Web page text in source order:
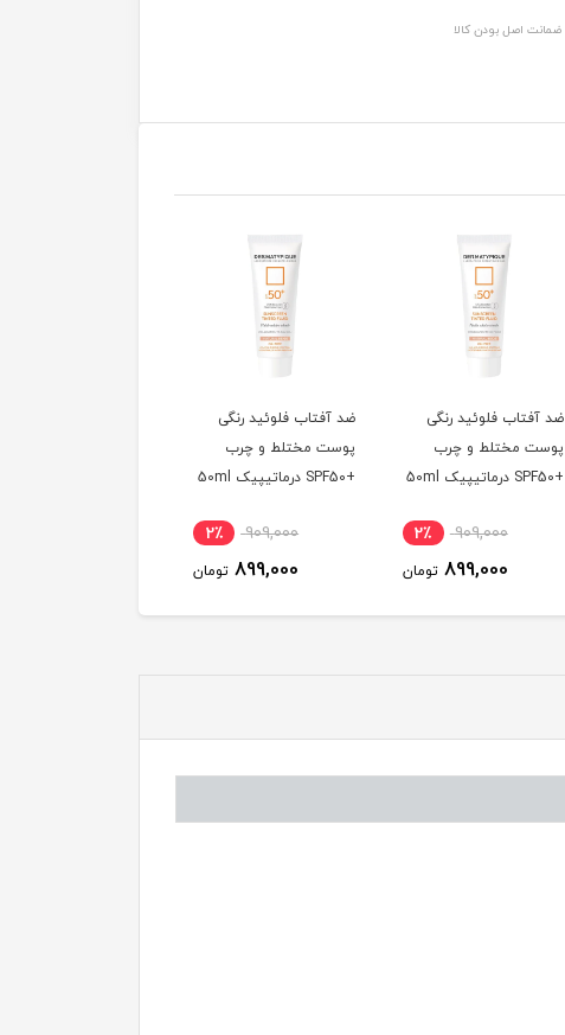
ضمانت اصل بودن کالا
ضد آفتاب فلوئید رنگی
پوست مختلط و چرب
+SPF50 درماتیپیک 50ml
909,000 2٪
899,000 تومان
ضد آفتاب فلوئید رنگی
پوست مختلط و چرب
+SPF50 درماتیپیک 50ml
909,000 2٪
899,000 تومان